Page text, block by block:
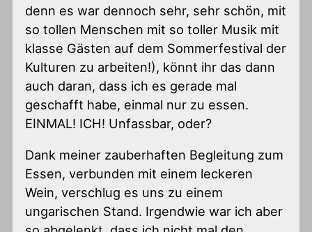
denn es war dennoch sehr, sehr schön, mit
so tollen Menschen mit so toller Musik mit
klasse Gästen auf dem Sommerfestival der
Kulturen zu arbeiten!), könnt ihr das dann
auch daran, dass ich es gerade mal
geschafft habe, einmal nur zu essen.
EINMAL! ICH! Unfassbar, oder?
Dank meiner zauberhaften Begleitung zum
Essen, verbunden mit einem leckeren
Wein, verschlug es uns zu einem
ungarischen Stand. Irgendwie war ich aber